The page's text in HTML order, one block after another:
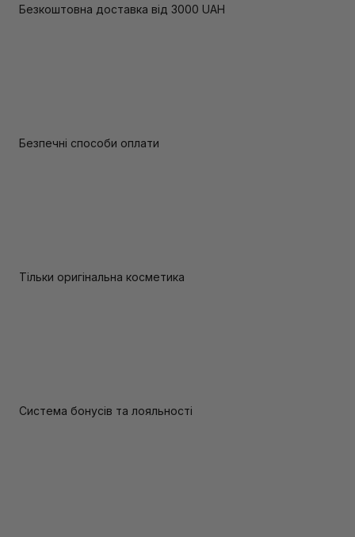
Безкоштовна доставка від 3000 UAH
Безпечні способи оплати
Тільки оригінальна косметика
Система бонусів та лояльності